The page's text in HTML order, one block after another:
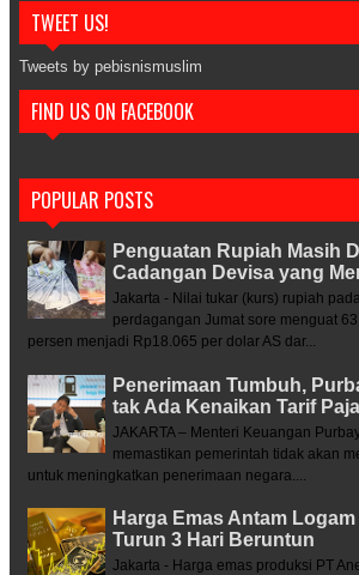
TWEET US!
Tweets by pebisnismuslim
FIND US ON FACEBOOK
POPULAR POSTS
Penguatan Rupiah Masih
Cadangan Devisa yang
Jakarta - Nilai tukar (kurs) rupiah
perdagangan Jumat sore menguat
persen menjadi Rp18.065 per dolar AS dar...
Penerimaan Tumbuh,
tak Ada Kenaikan Tarif
JAKARTA – Menteri Keuangan
memastikan pemerintah tidak akan
untuk meningkatkan penerimaan negara....
Harga Emas Antam
Turun 3 Hari Beruntun
Jakarta - Harga emas produksi PT